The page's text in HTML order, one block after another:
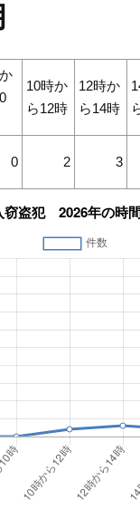
10時か
ら12時
12時か
ら14時
0 2 3